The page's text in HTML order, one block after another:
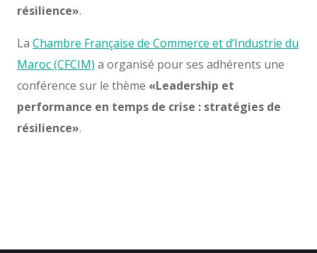
résilience».
La Chambre Française de Commerce et d’Industrie du
Maroc (CFCIM) a organisé pour ses adhérents une
conférence sur le thème «Leadership et
performance en temps de crise : stratégies de
résilience».